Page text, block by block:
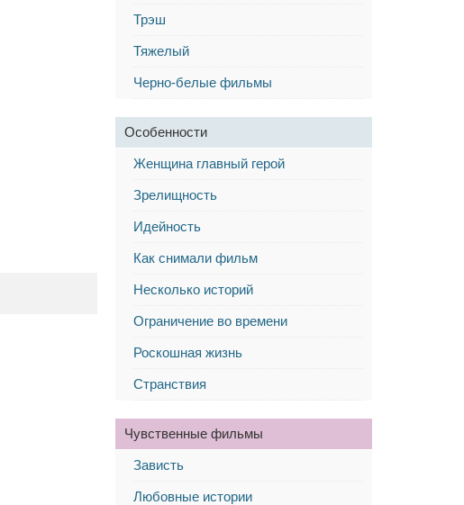
Трэш
Тяжелый
Черно-белые фильмы
Особенности
Женщина главный герой
Зрелищность
Идейность
Как снимали фильм
Несколько историй
Ограничение во времени
Роскошная жизнь
Странствия
Чувственные фильмы
Зависть
Любовные истории